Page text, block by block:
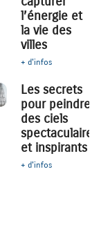
l’énergie et
la vie des
villes
+ d'infos
Les secrets
pour peindre
des ciels
spectaculaires
et inspirants
+ d'infos